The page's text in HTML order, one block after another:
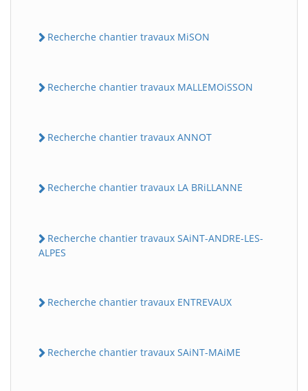
Recherche chantier travaux MiSON
Recherche chantier travaux MALLEMOiSSON
Recherche chantier travaux ANNOT
Recherche chantier travaux LA BRiLLANNE
Recherche chantier travaux SAiNT-ANDRE-LES-
ALPES
Recherche chantier travaux ENTREVAUX
Recherche chantier travaux SAiNT-MAiME